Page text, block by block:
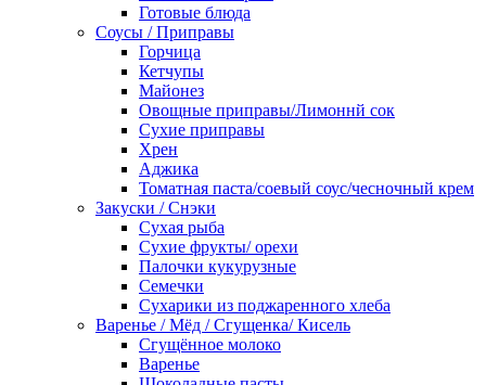
Готовые блюда
Соусы / Приправы
Горчица
Кетчупы
Майонез
Овощные приправы/Лимоннй сок
Сухие приправы
Хрен
Аджика
Томатная паста/соевый соус/чесночный крем
Закуски / Снэки
Сухая рыба
Сухие фрукты/ орехи
Палочки кукурузные
Семечки
Сухарики из поджаренного хлеба
Варенье / Мёд / Сгущенка/ Кисель
Сгущённое молоко
Варенье